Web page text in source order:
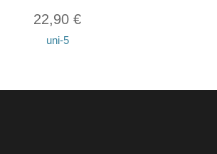
22,90€
uni-5